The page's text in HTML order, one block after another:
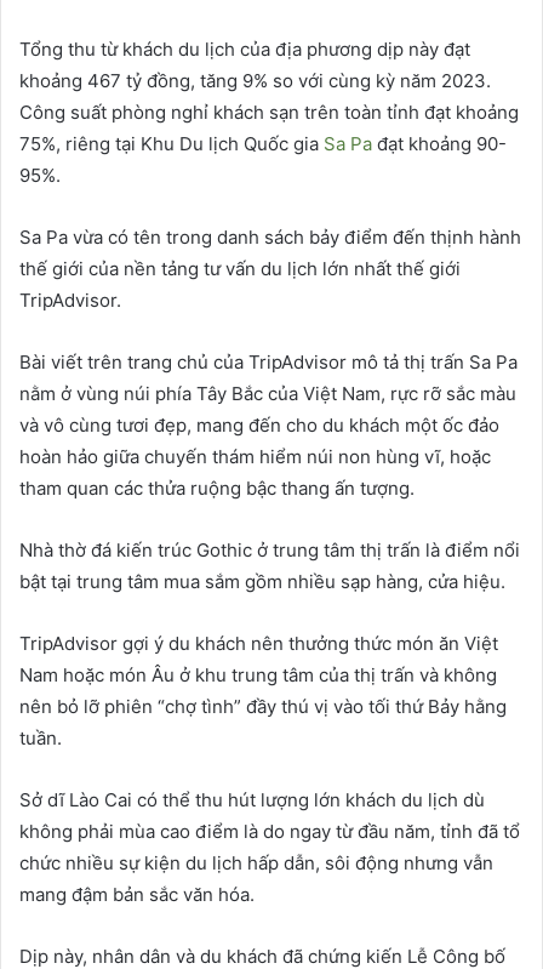
Tổng thu từ khách du lịch của địa phương dịp này đạt
khoảng 467 tỷ đồng, tăng 9% so với cùng kỳ năm 2023.
Công suất phòng nghỉ khách sạn trên toàn tỉnh đạt khoảng
75%, riêng tại Khu Du lịch Quốc gia Sa Pa đạt khoảng 90-
95%.
Sa Pa vừa có tên trong danh sách bảy điểm đến thịnh hành
thế giới của nền tảng tư vấn du lịch lớn nhất thế giới
TripAdvisor.
Bài viết trên trang chủ của TripAdvisor mô tả thị trấn Sa Pa
nằm ở vùng núi phía Tây Bắc của Việt Nam, rực rỡ sắc màu
và vô cùng tươi đẹp, mang đến cho du khách một ốc đảo
hoàn hảo giữa chuyến thám hiểm núi non hùng vĩ, hoặc
tham quan các thửa ruộng bậc thang ấn tượng.
Nhà thờ đá kiến trúc Gothic ở trung tâm thị trấn là điểm nổi
bật tại trung tâm mua sắm gồm nhiều sạp hàng, cửa hiệu.
TripAdvisor gợi ý du khách nên thưởng thức món ăn Việt
Nam hoặc món Âu ở khu trung tâm của thị trấn và không
nên bỏ lỡ phiên “chợ tình” đầy thú vị vào tối thứ Bảy hằng
tuần.
Sở dĩ Lào Cai có thể thu hút lượng lớn khách du lịch dù
không phải mùa cao điểm là do ngay từ đầu năm, tỉnh đã tổ
chức nhiều sự kiện du lịch hấp dẫn, sôi động nhưng vẫn
mang đậm bản sắc văn hóa.
Dịp này, nhân dân và du khách đã chứng kiến Lễ Công bố